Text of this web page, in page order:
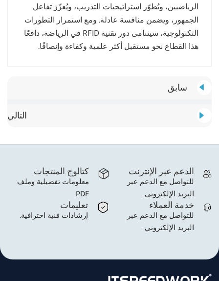
الرياضيين، ويُطوّر استراتيجيات التدريب، ويُعزّز تفاعل
الجمهور، ويضمن منافسة عادلة. ومع استمرار التطورات
التكنولوجية، سيتنامى دور تقنية RFID في الرياضة، دافعًا
هذا القطاع نحو مستقبل أكثر علمية وكفاءة وإنصافًا.
سابق
التالي
كتالوج المنتجات
معلومات تفصيلية وملف
PDF
الدعم عبر الإنترنت
للتواصل مع الدعم عبر
البريد الإلكتروني.
تعليمات
إرشادات فنية احترافية.
خدمة العملاء
للتواصل مع الدعم عبر
البريد الإلكتروني.